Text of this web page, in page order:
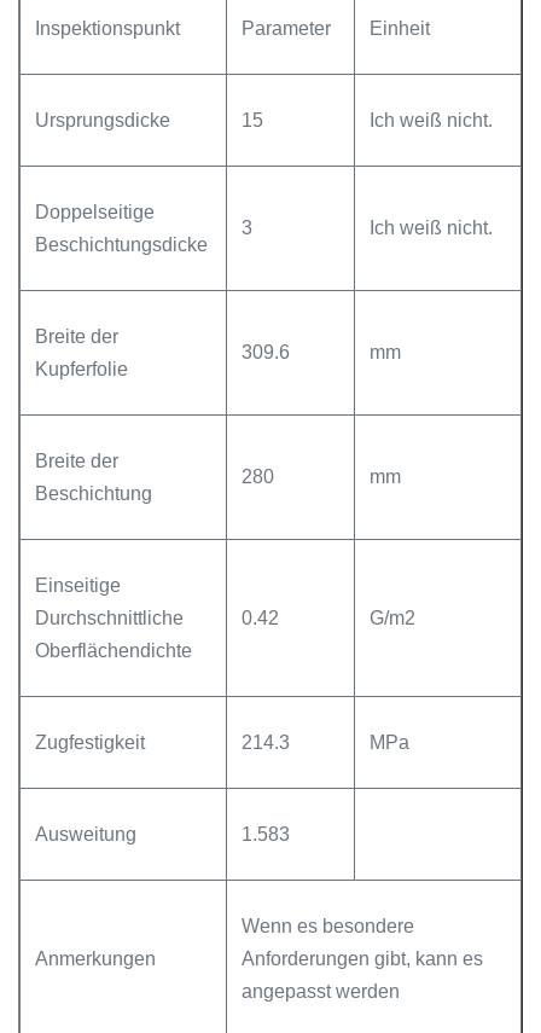
Inspektionspunkt Parameter Einheit
Ursprungsdicke 15 Ich weiß nicht.
Doppelseitige
Beschichtungsdicke
3 Ich weiß nicht.
Breite der
Kupferfolie
309.6 mm
Breite der
Beschichtung
280 mm
Einseitige
Durchschnittliche
Oberflächendichte
0.42 G/m2
Zugfestigkeit 214.3 MPa
Ausweitung 1.583
Anmerkungen
Wenn es besondere
Anforderungen gibt, kann es
angepasst werden